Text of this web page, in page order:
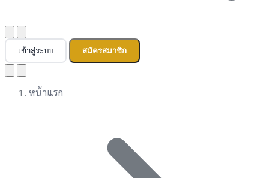
เข้าสู่ระบบ สมัครสมาชิก
หน้าแรก